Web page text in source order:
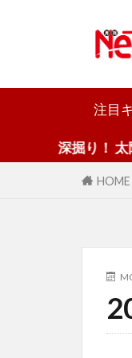
注目
深掘り！ 太陽光発
HOME